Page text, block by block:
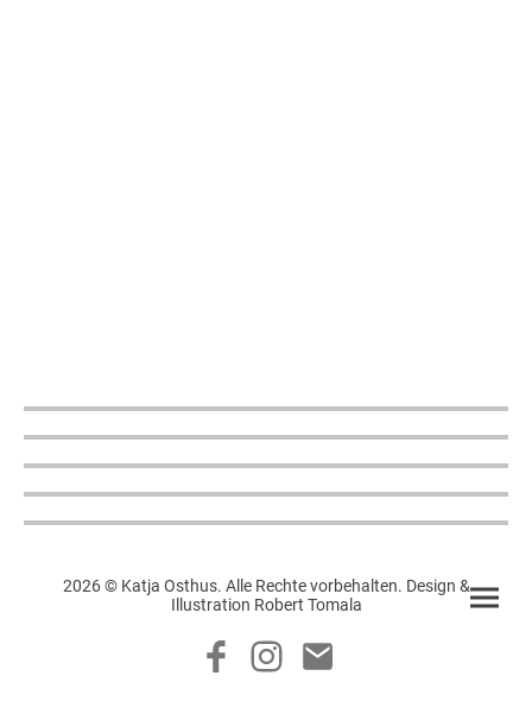
2026 © Katja Osthus. Alle Rechte vorbehalten. Design &
Illustration Robert Tomala